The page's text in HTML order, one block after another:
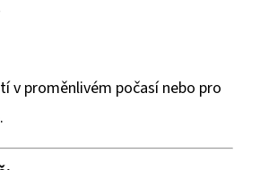
v proměnlivém počasí nebo pro